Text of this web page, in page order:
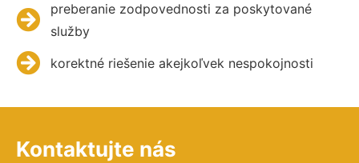
preberanie zodpovednosti za poskytované
služby
korektné riešenie akejkoľvek nespokojnosti
Kontaktujte nás